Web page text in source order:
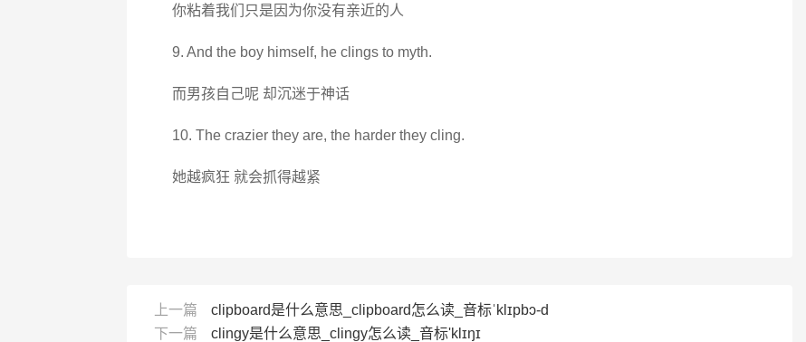
你粘着我们只是因为你没有亲近的人
9. And the boy himself, he clings to myth.
而男孩自己呢 却沉迷于神话
10. The crazier they are, the harder they cling.
她越疯狂 就会抓得越紧
上一篇
clipboard是什么意思_clipboard怎么读_音标ˈklɪpbɔ-d
下一篇
clingy是什么意思_clingy怎么读_音标'klɪŋɪ